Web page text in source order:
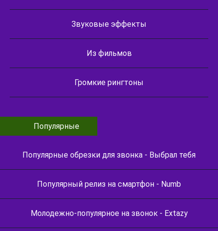
Звуковые эффекты
Из фильмов
Громкие рингтоны
Популярные
Популярные обрезки для звонка - Выбрал тебя
Популярный релиз на смартфон - Numb
Молодежно-популярное на звонок - Extazy